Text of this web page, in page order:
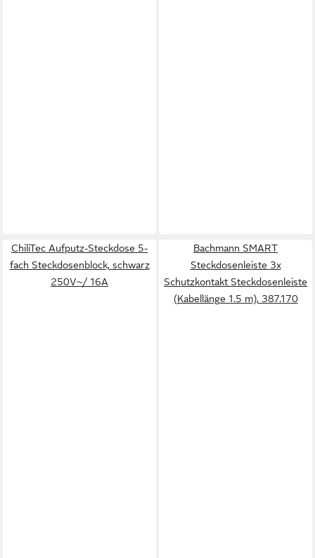
ChiliTec Aufputz-Steckdose 5-
fach Steckdosenblock, schwarz
250V~/ 16A
Bachmann SMART
Steckdosenleiste 3x
Schutzkontakt Steckdosenleiste
(Kabellänge 1.5 m), 387.170